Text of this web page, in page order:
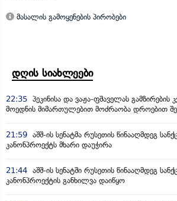
მასალის გამოყენების პირობები
დღის სიახლეები
22:35 პეკინისა და ვაჟა-ფშაველას გამზირების
მოედნის მიმართულებით მოძრაობა დროებით
21:59 აშშ-ის სენატმა რუსეთის წინააღმდეგ
კანონპროექტს მხარი დაუჭირა
21:44 აშშ-ის სენატში რუსეთის წინააღმდეგ
კანონპროექტის განხილვა დაიწყო